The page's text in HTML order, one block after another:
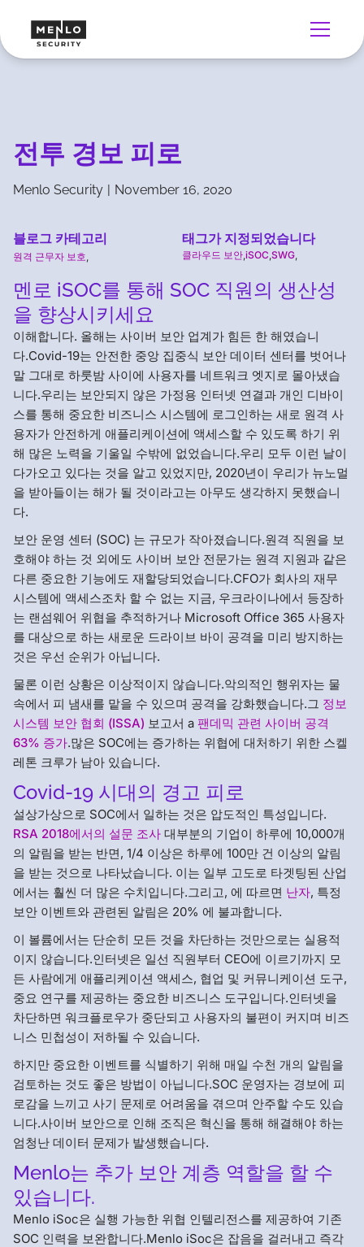
전투 경보 피로
Menlo Security | November 16, 2020
블로그 카테고리
원격 근무자 보호,
태그가 지정되었습니다
클라우드 보안,iSOC,SWG,
멘로 iSOC를 통해 SOC 직원의 생산성
을 향상시키세요
이해합니다. 올해는 사이버 보안 업계가 힘든 한 해였습니
다.Covid-19는 안전한 중앙 집중식 보안 데이터 센터를 벗어나
말 그대로 하룻밤 사이에 사용자를 네트워크 엣지로 몰아냈습
니다.우리는 보안되지 않은 가정용 인터넷 연결과 개인 디바이
스를 통해 중요한 비즈니스 시스템에 로그인하는 새로 원격 사
용자가 안전하게 애플리케이션에 액세스할 수 있도록 하기 위
해 많은 노력을 기울일 수밖에 없었습니다.우리 모두 이런 날이
다가오고 있다는 것을 알고 있었지만, 2020년이 우리가 뉴노멀
을 받아들이는 해가 될 것이라고는 아무도 생각하지 못했습니
다.
보안 운영 센터 (SOC) 는 규모가 작아졌습니다.원격 직원을 보
호해야 하는 것 외에도 사이버 보안 전문가는 원격 지원과 같은
다른 중요한 기능에도 재할당되었습니다.CFO가 회사의 재무
시스템에 액세스조차 할 수 없는 지금, 우크라이나에서 등장하
는 랜섬웨어 위협을 추적하거나 Microsoft Office 365 사용자
를 대상으로 하는 새로운 드라이브 바이 공격을 미리 방지하는
것은 우선 순위가 아닙니다.
물론 이런 상황은 이상적이지 않습니다.악의적인 행위자는 물
속에서 피 냄새를 맡을 수 있으며 공격을 강화했습니다.그 정보
시스템 보안 협회 (ISSA) 보고서 a 팬데믹 관련 사이버 공격
63% 증가.많은 SOC에는 증가하는 위협에 대처하기 위한 스켈
레톤 크루가 남아 있습니다.
Covid-19 시대의 경고 피로
설상가상으로 SOC에서 일하는 것은 압도적인 특성입니다.
RSA 2018에서의 설문 조사 대부분의 기업이 하루에 10,000개
의 알림을 받는 반면, 1/4 이상은 하루에 100만 건 이상의 알림
을 받는 것으로 나타났습니다. 이는 일부 고도로 타겟팅된 산업
에서는 훨씬 더 많은 수치입니다.그리고, 에 따르면 난자, 특정
보안 이벤트와 관련된 알림은 20% 에 불과합니다.
이 볼륨에서는 단순히 모든 것을 차단하는 것만으로는 실용적
이지 않습니다.인터넷은 일선 직원부터 CEO에 이르기까지 모
든 사람에게 애플리케이션 액세스, 협업 및 커뮤니케이션 도구,
중요 연구를 제공하는 중요한 비즈니스 도구입니다.인터넷을
차단하면 워크플로우가 중단되고 사용자의 불편이 커지며 비즈
니스 민첩성이 저하될 수 있습니다.
하지만 중요한 이벤트를 식별하기 위해 매일 수천 개의 알림을
검토하는 것도 좋은 방법이 아닙니다.SOC 운영자는 경보에 피
로감을 느끼고 사기 문제로 어려움을 겪으며 안주할 수도 있습
니다.사이버 보안으로 인해 조직은 혁신을 통해 해결해야 하는
엄청난 데이터 문제가 발생했습니다.
Menlo는 추가 보안 계층 역할을 할 수
있습니다.
Menlo iSoc은 실행 가능한 위협 인텔리전스를 제공하여 기존
SOC 인력을 보완합니다.Menlo iSoc은 잡음을 걸러내고 즉각